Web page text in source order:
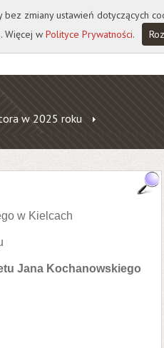
w 2025 roku
w Kielcach
Jana Kochanowskiego
zmiany ustawień dotyczących
Więcej w Polityce Prywatności.